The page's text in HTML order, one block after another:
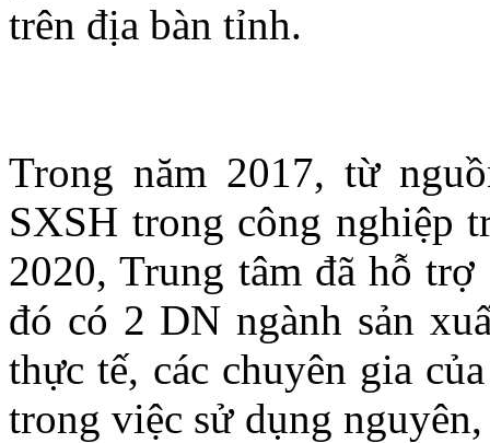
trên địa bàn tỉnh.
Trong năm 2017, từ
SXSH trong công nghiệp
2020, Trung tâm đã hỗ
đó có 2 DN ngành sản
thực tế, các chuyên gia
trong việc sử dụng